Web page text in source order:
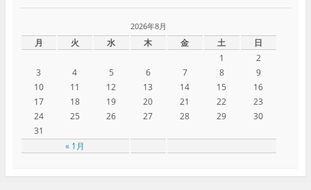
2026年8月
月 火 水 木 金 土 日
« 1月
1
2
3
4 5 6 7 8
9
10
11 12 13 14 15
16
17
18 19 20 21 22
23
24
25 26 27 28 29
30
31